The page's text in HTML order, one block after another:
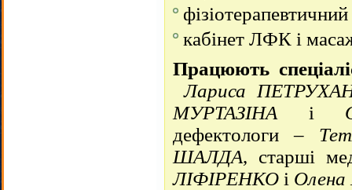
кабінет ЛФК і
Працюють
Лариса
МУРТАЗІНА і
дефектологи –
ШАЛДА, старші
ЛІФІРЕНКО і